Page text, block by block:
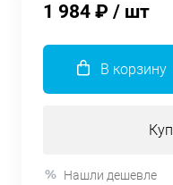
1 984 ₽ / шт
В корзину
Нашли дешевле